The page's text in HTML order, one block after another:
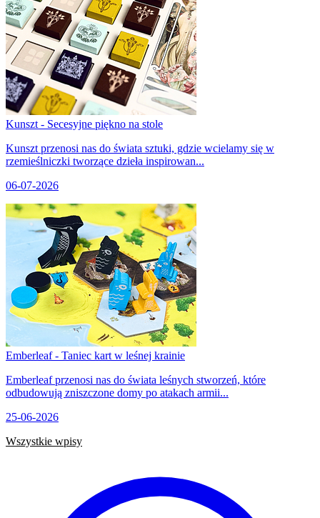
Kunszt - Secesyjne piękno na stole
Kunszt przenosi nas do świata sztuki, gdzie wcielamy się w
rzemieślniczki tworzące dzieła inspirowan...
06-07-2026
Emberleaf - Taniec kart w leśnej krainie
Emberleaf przenosi nas do świata leśnych stworzeń, które
odbudowują zniszczone domy po atakach armii...
25-06-2026
Wszystkie wpisy